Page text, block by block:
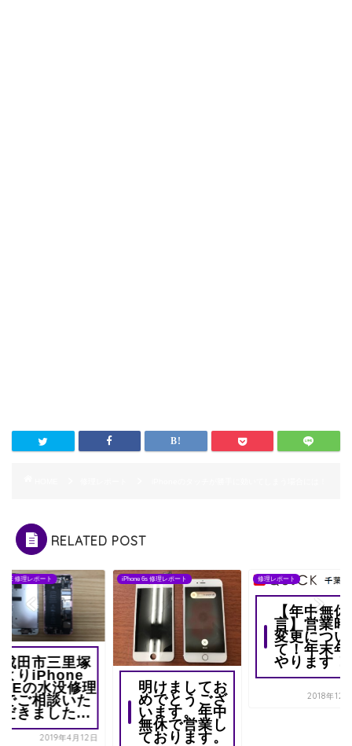
RELATED POST
SE 修理レポート
成田市三里塚
よりiPhone
SEの水没修理
でご相談いた
だきました...
2019年4月12日
iPhone 6s 修理レポート
明けましてお
めでとうござ
います。年中
無休で営業し
ております。
修理レポート
【年中無
言】営業時
変更につい
て！年末年
やります！
2018年12